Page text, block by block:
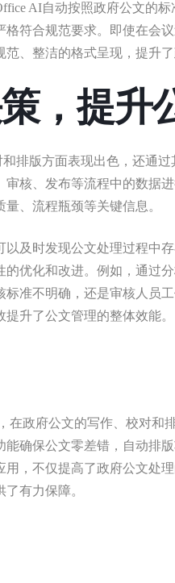
AI自动按照政府公文的
格符合规范要求。即使在会
、整洁的格式呈现，提升了
，提升
排版方面表现出色，还通
核、发布等流程中的数据
、流程瓶颈等关键信息。
及时发现公文处理过程中
优化和改进。例如，通过
准不明确，还是审核人员
升了公文管理的整体效能。
在政府公文的写作、校对和
确保公文零差错，自动排
，不仅提高了政府公文处
有力保障。